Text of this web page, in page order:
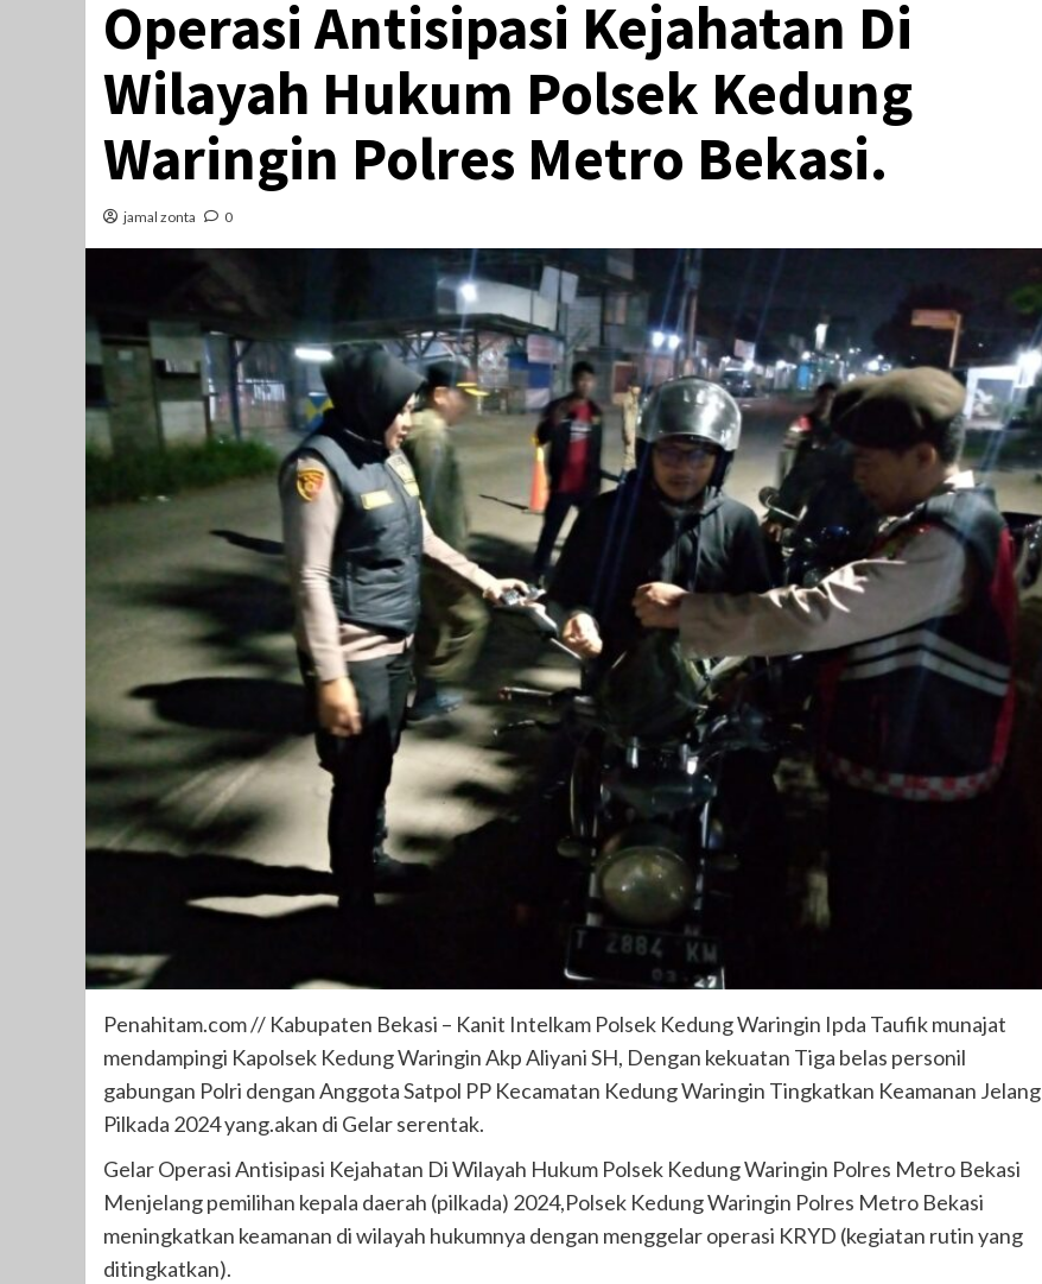
Operasi Antisipasi Kejahatan Di
Wilayah Hukum Polsek Kedung
Waringin Polres Metro Bekasi.
jamal zonta 0
Penahitam.com // Kabupaten Bekasi – Kanit Intelkam Polsek Kedung Waringin Ipda Taufik munajat
mendampingi Kapolsek Kedung Waringin Akp Aliyani SH, Dengan kekuatan Tiga belas personil
gabungan Polri dengan Anggota Satpol PP Kecamatan Kedung Waringin Tingkatkan Keamanan Jelang
Pilkada 2024 yang.akan di Gelar serentak.
Gelar Operasi Antisipasi Kejahatan Di Wilayah Hukum Polsek Kedung Waringin Polres Metro Bekasi
Menjelang pemilihan kepala daerah (pilkada) 2024,Polsek Kedung Waringin Polres Metro Bekasi
meningkatkan keamanan di wilayah hukumnya dengan menggelar operasi KRYD (kegiatan rutin yang
ditingkatkan).